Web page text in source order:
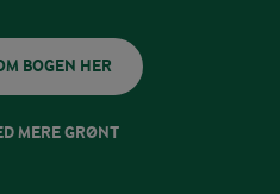
BOGEN HER
MERE GRØNT